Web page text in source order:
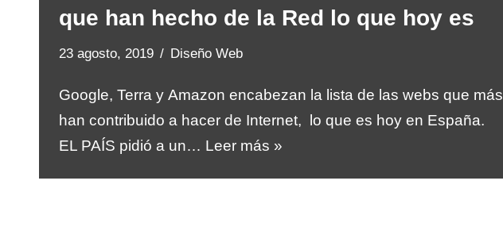
que han hecho de la Red lo que hoy es
23 agosto, 2019 Diseño Web
Google, Terra y Amazon encabezan la lista de las webs que más
han contribuido a hacer de Internet, lo que es hoy en España.
EL PAÍS pidió a un… Leer más »